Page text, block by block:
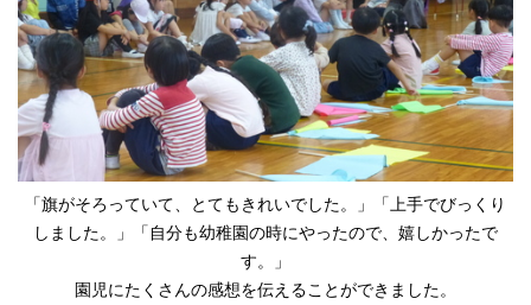
「旗がそろっていて、とてもきれいでした。」「上手でびっくり
しました。」「自分も幼稚園の時にやったので、嬉しかったで
す。」
園児にたくさんの感想を伝えることができました。